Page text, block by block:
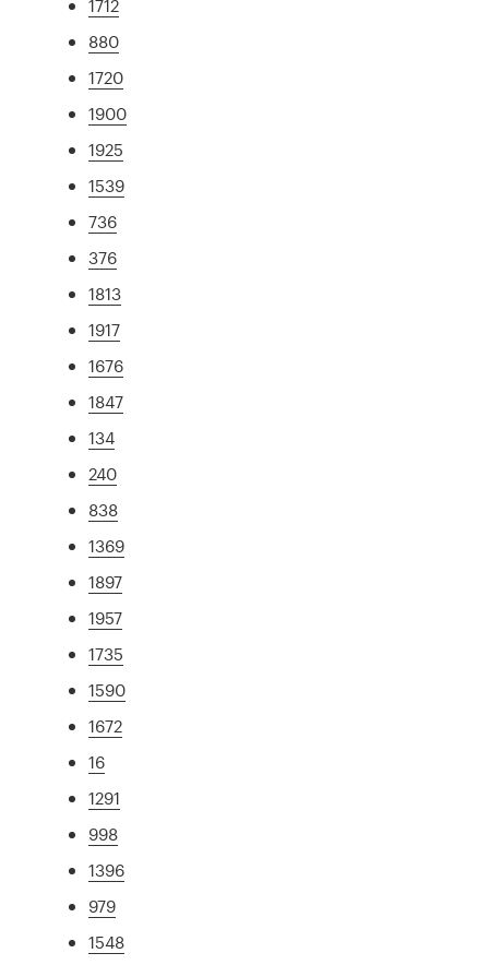
1712
880
1720
1900
1925
1539
736
376
1813
1917
1676
1847
134
240
838
1369
1897
1957
1735
1590
1672
16
1291
998
1396
979
1548